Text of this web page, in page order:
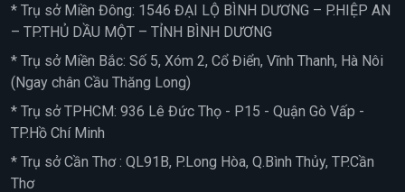
* Trụ sở Miền Đông: 1546 ĐẠI LỘ BÌNH DƯƠNG – P.HIỆP AN
– TP.THỦ DẦU MỘT – TỈNH BÌNH DƯƠNG
* Trụ sở Miền Bắc: Số 5, Xóm 2, Cổ Điển, Vĩnh Thanh, Hà Nôi
(Ngay chân Cầu Thăng Long)
* Trụ sở TPHCM: 936 Lê Đức Thọ - P15 - Quận Gò Vấp -
TP.Hồ Chí Minh
* Trụ sở Cần Thơ : QL91B, P.Long Hòa, Q.Bình Thủy, TP.Cần
Thơ